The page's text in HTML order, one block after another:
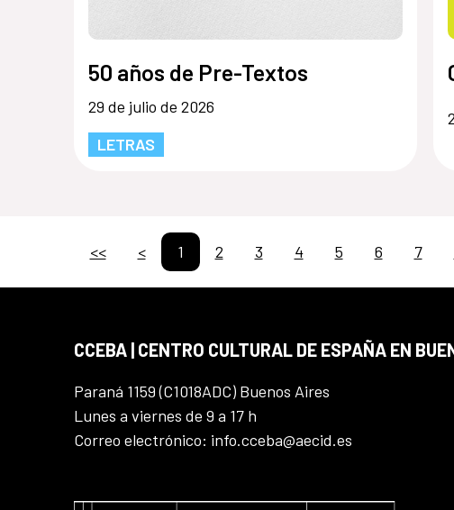
50 años de Pre-Textos
29 de julio de 2026
LETRAS
<< < 1 2 3 4 5 6 7
CCEBA | CENTRO CULTURAL DE ESPAÑA EN
Paraná 1159 (C1018ADC) Buenos Aires
Lunes a viernes de 9 a 17 h
Correo electrónico: info.cceba@aecid.es